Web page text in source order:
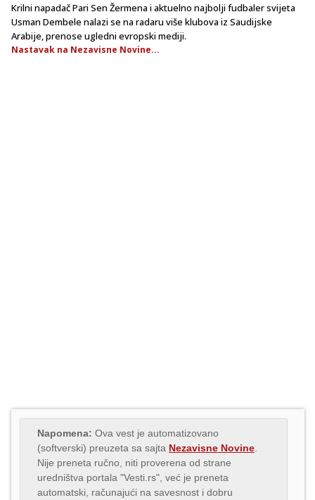
Krilni napadač Pari Sen Žermena i aktuelno najbolji fudbaler svijeta
Usman Dembele nalazi se na radaru više klubova iz Saudijske
Arabije, prenose ugledni evropski mediji.
Nastavak na Nezavisne Novine...
Napomena: Ova vest je automatizovano
(softverski) preuzeta sa sajta Nezavisne Novine
Nije preneta ručno, niti proverena od strane
uredništva portala "Vesti.rs", već je preneta
automatski, računajući na savesnost i dobru